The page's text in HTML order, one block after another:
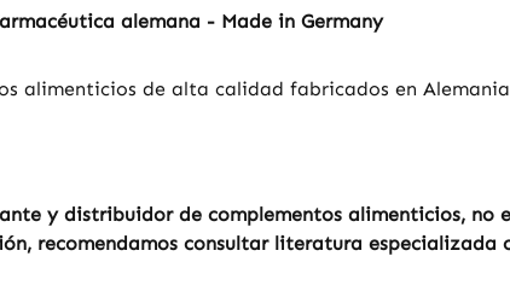
alemana - Made in Germany
alimenticios de alta calidad fabricados en
y distribuidor de complementos alimenticios, no
recomendamos consultar literatura